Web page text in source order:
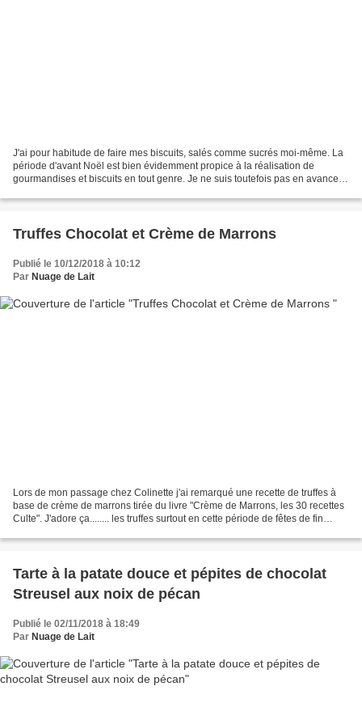
J'ai pour habitude de faire mes biscuits, salés comme sucrés moi-même. La
période d'avant Noël est bien évidemment propice à la réalisation de
gourmandises et biscuits en tout genre. Je ne suis toutefois pas en avance
Truffes Chocolat et Crème de Marrons
Publié le 10/12/2018 à 10:12
Par Nuage de Lait
Lors de mon passage chez Colinette j'ai remarqué une recette de truffes à
base de crème de marrons tirée du livre "Crème de Marrons, les 30 recettes
Culte". J'adore ça........ les truffes surtout en cette période de fêtes de fin
Tarte à la patate douce et pépites de chocolat
Streusel aux noix de pécan
Publié le 02/11/2018 à 18:49
Par Nuage de Lait